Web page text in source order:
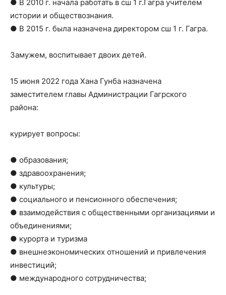
● В 2010 г. начала работать в сш 1 г.Гагра учителем
истории и обществознания.
● В 2015 г. была назначена директором сш 1 г. Гагра.
Замужем, воспитывает двоих детей.
15 июня 2022 года Хана Гунба назначена
заместителем главы Администрации Гагрского
района:
курирует вопросы:
● образования;
● здравоохранения;
● культуры;
● социального и пенсионного обеспечения;
● взаимодействия с общественными организациями и
объединениями;
● курорта и туризма
● внешнеэкономических отношений и привлечения
инвестиций;
● международного сотрудничества;